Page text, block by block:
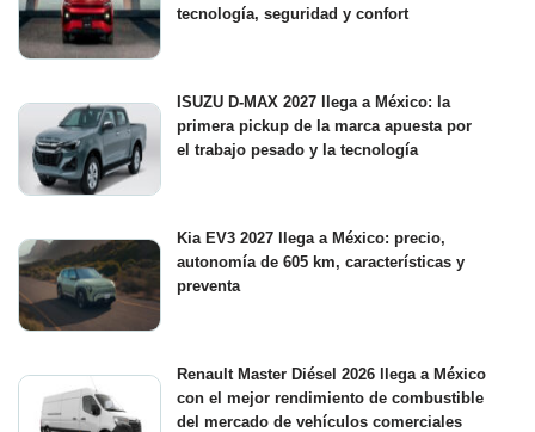
tecnología, seguridad y confort
ISUZU D-MAX 2027 llega a México: la
primera pickup de la marca apuesta por
el trabajo pesado y la tecnología
Kia EV3 2027 llega a México: precio,
autonomía de 605 km, características y
preventa
Renault Master Diésel 2026 llega a México
con el mejor rendimiento de combustible
del mercado de vehículos comerciales